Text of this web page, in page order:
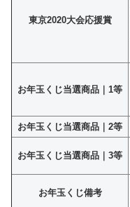
東京2020大会応援賞
お年玉くじ当選商品｜1等
お年玉くじ当選商品｜2等
お年玉くじ当選商品｜3等
お年玉くじ備考